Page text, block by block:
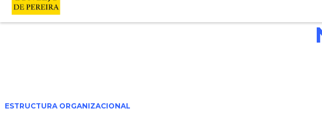
ESTRUCTURA ORGANIZACIONAL